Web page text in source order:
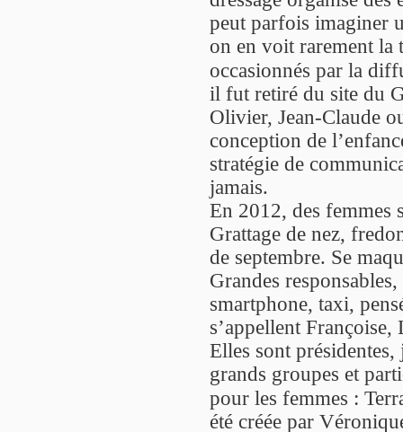
peut parfois imaginer
on en voit rarement la
occasionnés par la
il fut retiré du site du
Olivier, Jean-Claude
conception de
stratégie de
jamais.
En 2012, des femmes
Grattage de nez,
de septembre. Se
Grandes
smartphone, taxi,
s’appellent
Elles sont
grands groupes et
pour les femmes :
été créée par